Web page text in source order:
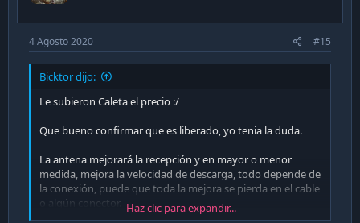
4 Agosto 2020 #15
Bicktor dijo:
Le subieron Caleta el precio :/
Que bueno confirmar que es liberado, yo tenia la duda.
La antena mejorará la recepción y en mayor o menor
medida, mejora la velocidad de descarga, todo depende de
la conexión, puede que toda la mejora se pierda en el cable
o algún conector. Haz clic para expandir...